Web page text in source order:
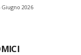
Giugno 2026